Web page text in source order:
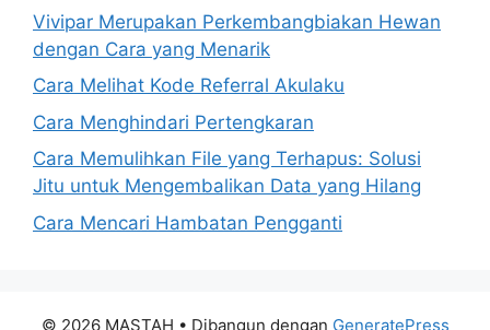
Vivipar Merupakan Perkembangbiakan Hewan
dengan Cara yang Menarik
Cara Melihat Kode Referral Akulaku
Cara Menghindari Pertengkaran
Cara Memulihkan File yang Terhapus: Solusi
Jitu untuk Mengembalikan Data yang Hilang
Cara Mencari Hambatan Pengganti
© 2026 MASTAH • Dibangun dengan GeneratePress